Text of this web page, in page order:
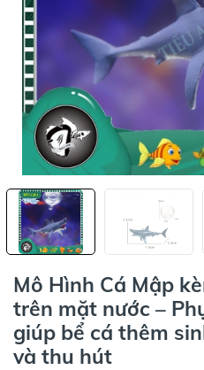
Mô Hình Cá Mập
trên mặt nước –
giúp bể cá thêm
và thu hút